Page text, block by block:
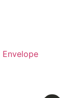
Envelope